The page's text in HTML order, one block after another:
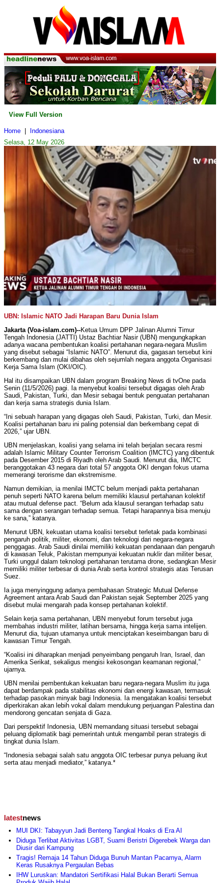
View Full Version
Home
Indonesiana
Selasa, 12 May 2026
UBN: Islamic NATO Jadi Harapan Baru Dunia Islam
Jakarta (Voa-islam.com)--Ketua Umum DPP Jalinan Alumni Timur
Tengah Indonesia (JATTI) Ustaz Bachtiar Nasir (UBN) mengungkapkan
adanya wacana pembentukan koalisi pertahanan negara-negara Muslim
yang disebut sebagai “Islamic NATO”. Menurut dia, gagasan tersebut kini
berkembang dan mulai dibahas oleh sejumlah negara anggota Organisasi
Kerja Sama Islam (OKI/OIC).
Hal itu disampaikan UBN dalam program Breaking News di tvOne pada
Senin (11/5/2026) pagi. Ia menyebut koalisi tersebut digagas oleh Arab
Saudi, Pakistan, Turki, dan Mesir sebagai bentuk penguatan pertahanan
dan kerja sama strategis dunia Islam.
“Ini sebuah harapan yang digagas oleh Saudi, Pakistan, Turki, dan Mesir.
Koalisi pertahanan baru ini paling potensial dan berkembang cepat di
2026,” ujar UBN.
UBN menjelaskan, koalisi yang selama ini telah berjalan secara resmi
adalah Islamic Military Counter Terrorism Coalition (IMCTC) yang dibentuk
pada Desember 2015 di Riyadh oleh Arab Saudi. Menurut dia, IMCTC
beranggotakan 43 negara dari total 57 anggota OKI dengan fokus utama
memerangi terorisme dan ekstremisme.
Namun demikian, ia menilai IMCTC belum menjadi pakta pertahanan
penuh seperti NATO karena belum memiliki klausul pertahanan kolektif
atau mutual defense pact. “Belum ada klausul serangan terhadap satu
sama dengan serangan terhadap semua. Tetapi harapannya bisa menuju
ke sana,” katanya.
Menurut UBN, kekuatan utama koalisi tersebut terletak pada kombinasi
pengaruh politik, militer, ekonomi, dan teknologi dari negara-negara
penggagas. Arab Saudi dinilai memiliki kekuatan pendanaan dan pengaruh
di kawasan Teluk, Pakistan mempunyai kekuatan nuklir dan militer besar,
Turki unggul dalam teknologi pertahanan terutama drone, sedangkan Mesir
memiliki militer terbesar di dunia Arab serta kontrol strategis atas Terusan
Suez.
Ia juga menyinggung adanya pembahasan Strategic Mutual Defense
Agreement antara Arab Saudi dan Pakistan sejak September 2025 yang
disebut mulai mengarah pada konsep pertahanan kolektif.
Selain kerja sama pertahanan, UBN menyebut forum tersebut juga
membahas industri militer, latihan bersama, hingga kerja sama intelijen.
Menurut dia, tujuan utamanya untuk menciptakan keseimbangan baru di
kawasan Timur Tengah.
“Koalisi ini diharapkan menjadi penyeimbang pengaruh Iran, Israel, dan
Amerika Serikat, sekaligus mengisi kekosongan keamanan regional,”
ujarnya.
UBN menilai pembentukan kekuatan baru negara-negara Muslim itu juga
dapat berdampak pada stabilitas ekonomi dan energi kawasan, termasuk
terhadap pasokan minyak bagi Indonesia. Ia mengatakan koalisi tersebut
diperkirakan akan lebih vokal dalam mendukung perjuangan Palestina dan
mendorong gencatan senjata di Gaza.
Dari perspektif Indonesia, UBN memandang situasi tersebut sebagai
peluang diplomatik bagi pemerintah untuk mengambil peran strategis di
tingkat dunia Islam.
“Indonesia sebagai salah satu anggota OIC terbesar punya peluang ikut
serta atau menjadi mediator,” katanya.*
latestnews
MUI DKI: Tabayyun Jadi Benteng Tangkal Hoaks di Era AI
Diduga Terlibat Aktivitas LGBT, Suami Beristri Digerebek Warga dan
Diusir dari Kampung
Tragis! Remaja 14 Tahun Diduga Bunuh Mantan Pacarnya, Alarm
Keras Rusaknya Pergaulan Bebas
IHW Luruskan: Mandatori Sertifikasi Halal Bukan Berarti Semua